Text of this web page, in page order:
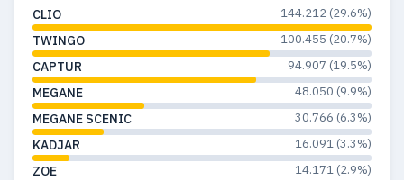
1960 27
1959 41 26
1958 28
1957 35 25
1956 48 43
CLIO 144.212 (29.6%)
TWINGO 100.455 (20.7%)
CAPTUR 94.907 (19.5%)
MEGANE 48.050 (9.9%)
MEGANE SCENIC 30.766 (6.3%)
KADJAR 16.091 (3.3%)
ZOE 14.171 (2.9%)